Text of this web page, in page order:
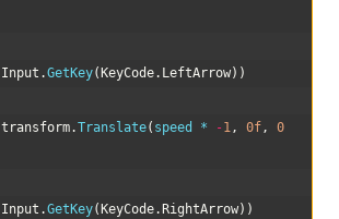
Input .GetKey(KeyCode. LeftArrow) )
transform.Translate( speed * -1, 0f,
0
Input .GetKey(KeyCode.RightArrow) )